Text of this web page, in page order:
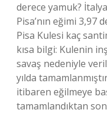
derece yamuk?
Pisa’nın eğimi 3,97
Pisa Kulesi kaç
kısa bilgi: Kulenin
savaş nedeniyle
yılda
itibaren eğilmeye
tamamlandıktan